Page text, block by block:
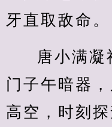
牙直取敌命。
唐小满凝
门子午暗器
高空，时刻